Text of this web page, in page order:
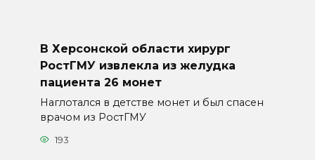
В Херсонской области хирург
РостГМУ извлекла из желудка
пациента 26 монет
Наглотался в детстве монет и был спасен
врачом из РостГМУ
193